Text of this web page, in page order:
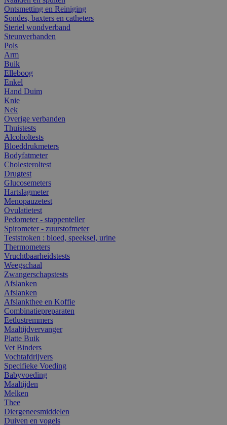
Ontsmetting en Reiniging
Sondes, baxters en catheters
Steriel wondverband
Steunverbanden
Pols
Arm
Buik
Elleboog
Enkel
Hand Duim
Knie
Nek
Overige verbanden
Thuistests
Alcoholtests
Bloeddrukmeters
Bodyfatmeter
Cholesteroltest
Drugtest
Glucosemeters
Hartslagmeter
Menopauzetest
Ovulatietest
Pedometer - stappenteller
Spirometer - zuurstofmeter
Teststroken : bloed, speeksel, urine
Thermometers
Vruchtbaarheidstests
Weegschaal
Zwangerschapstests
Afslanken
Afslanken
Afslankthee en Koffie
Combinatiepreparaten
Eetlustremmers
Maaltijdvervanger
Platte Buik
Vet Binders
Vochtafdrijvers
Specifieke Voeding
Babyvoeding
Maaltijden
Melken
Thee
Diergeneesmiddelen
Duiven en vogels